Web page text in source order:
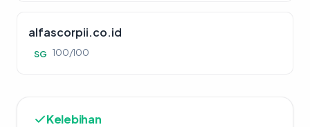
alfascorpii.co.id
SG 100/100
Kelebihan